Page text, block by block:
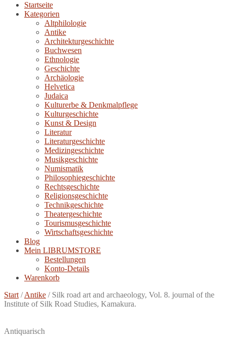
Startseite
Kategorien
Altphilologie
Antike
Architekturgeschichte
Buchwesen
Ethnologie
Geschichte
Archäologie
Helvetica
Judaica
Kulturerbe & Denkmalpflege
Kulturgeschichte
Kunst & Design
Literatur
Literaturgeschichte
Medizingeschichte
Musikgeschichte
Numismatik
Philosophiegeschichte
Rechtsgeschichte
Religionsgeschichte
Technikgeschichte
Theatergeschichte
Tourismusgeschichte
Wirtschaftsgeschichte
Blog
Mein LIBRUMSTORE
Bestellungen
Konto-Details
Warenkorb
Start /Antike / Silk road art and archaeology, Vol. 8. journal of the
Institute of Silk Road Studies, Kamakura.
Antiquarisch